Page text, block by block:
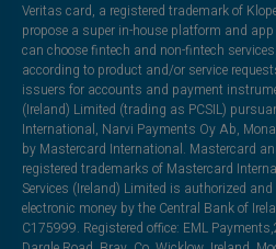
Veritas card, a registered trademark of
propose a super in-house platform and
can choose fintech and non-fintech
according to product and/or service
issuers for accounts and payment
(Ireland) Limited (trading as PCSIL)
International, Narvi Payments Oy Ab,
by Mastercard International. Mastercard
registered trademarks of Mastercard
Services (Ireland) Limited is authorized
electronic money by the Central Bank of
C175999. Registered office: EML